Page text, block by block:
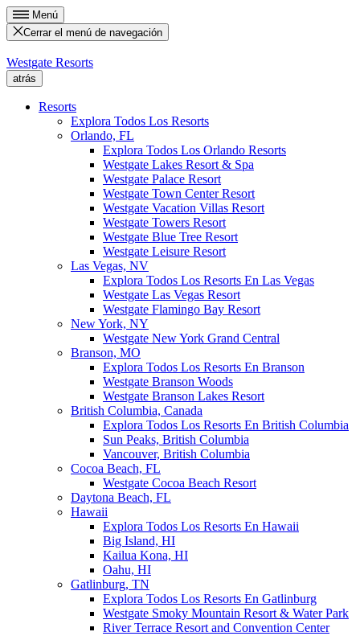
Menú
Cerrar el menú de navegación
Westgate Resorts
atrás
Resorts
Explora Todos Los Resorts
Orlando, FL
Explora Todos Los Orlando Resorts
Westgate Lakes Resort & Spa
Westgate Palace Resort
Westgate Town Center Resort
Westgate Vacation Villas Resort
Westgate Towers Resort
Westgate Blue Tree Resort
Westgate Leisure Resort
Las Vegas, NV
Explora Todos Los Resorts En Las Vegas
Westgate Las Vegas Resort
Westgate Flamingo Bay Resort
New York, NY
Westgate New York Grand Central
Branson, MO
Explora Todos Los Resorts En Branson
Westgate Branson Woods
Westgate Branson Lakes Resort
British Columbia, Canada
Explora Todos Los Resorts En British Columbia
Sun Peaks, British Columbia
Vancouver, British Columbia
Cocoa Beach, FL
Westgate Cocoa Beach Resort
Daytona Beach, FL
Hawaii
Explora Todos Los Resorts En Hawaii
Big Island, HI
Kailua Kona, HI
Oahu, HI
Gatlinburg, TN
Explora Todos Los Resorts En Gatlinburg
Westgate Smoky Mountain Resort & Water Park
River Terrace Resort and Convention Center